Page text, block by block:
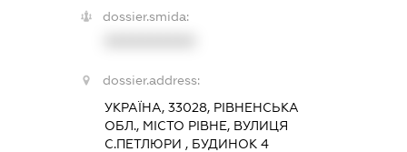
dossier.smida:
dossier.address:
УКРАЇНА, 33028, РІВНЕНСЬКА
ОБЛ., МІСТО РІВНЕ, ВУЛИЦЯ
С.ПЕТЛЮРИ , БУДИНОК 4